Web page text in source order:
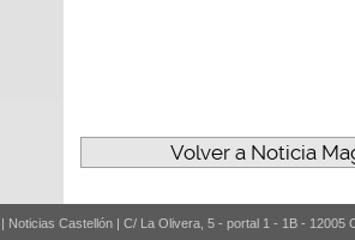
Volver a Noticia
Castellón | C/ La Olivera, 5 - portal 1 - 1B - 12005